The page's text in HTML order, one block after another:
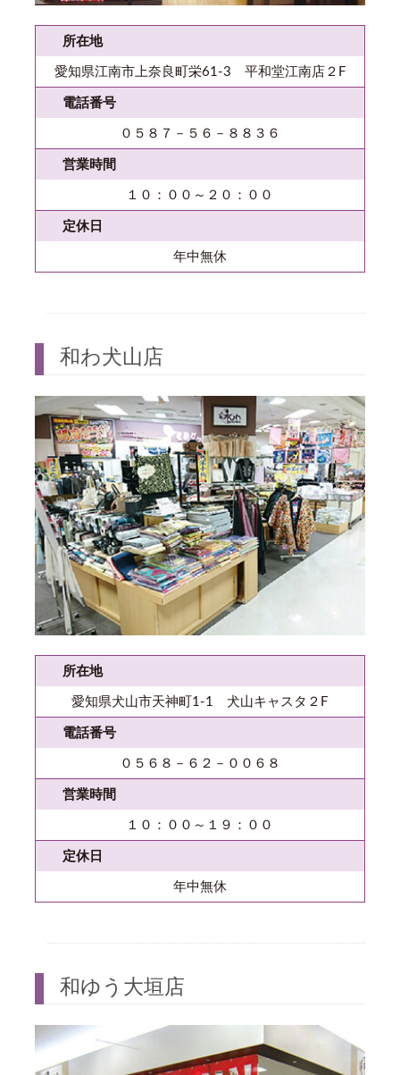
所在地
愛知県江南市上奈良町栄61-3 平和堂江南店２F
電話番号
０５８７－５６－８８３６
営業時間
１０：００～２０：００
定休日
年中無休
和わ犬山店
所在地
愛知県犬山市天神町1-1 犬山キャスタ２F
電話番号
０５６８－６２－００６８
営業時間
１０：００～１９：００
定休日
年中無休
和ゆう大垣店